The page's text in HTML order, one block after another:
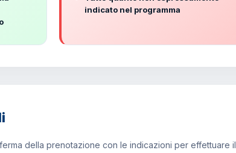
indicato nel programma
della prenotazione con le indicazioni per effettuare il